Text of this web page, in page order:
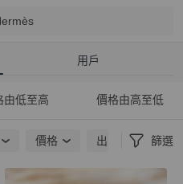
用戶
由低至高 價格由高至低
價格 出貨地點 篩選